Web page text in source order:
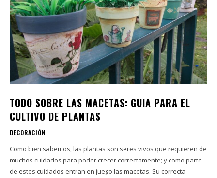
TODO SOBRE LAS MACETAS: GUIA PARA EL
CULTIVO DE PLANTAS
DECORACIÓN
Como bien sabemos, las plantas son seres vivos que requieren de
muchos cuidados para poder crecer correctamente; y como parte
de estos cuidados entran en juego las macetas. Su correcta